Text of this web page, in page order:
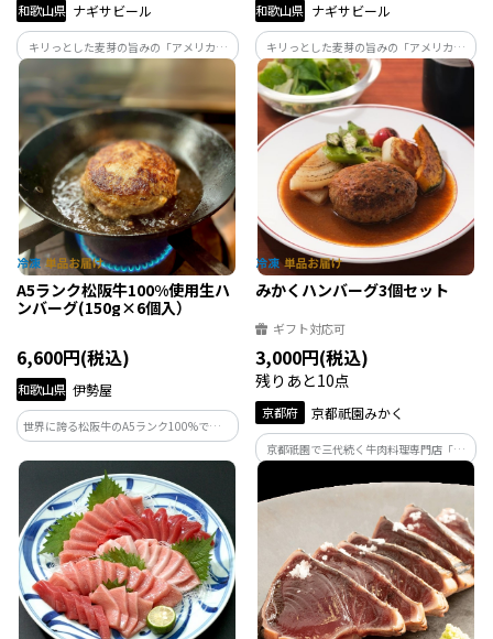
和歌山県 ナギサビール
キリっとした麦芽の旨みの「アメリカン
ウィート」、香りとコクの「ペールエー
ル」、クセになる苦みの「IPA」に加え、
ドイツ出身の職人が造った生ハム＆ソー
セージのセットです。
和歌山県 ナギサビール
キリっとした麦芽の旨みの「アメリカン
ウィート」、香りとコクの「ペールエー
ル」、クセになる苦みの「IPA」。ほんの
りとみかんが香る「みかんエール」定番
商品4種類の飲み比べです。
A5ランク松阪牛100%使用生ハ
ンバーグ(150g×6個入）
6,600円(税込)
和歌山県 伊勢屋
世界に誇る松阪牛のA5ランク100%でハン
バーグを作りました。A5ランクの松阪牛
は、甘みを含んだまろやかな旨味と柔ら
かくとろけるような味わいが特徴です。
みかくハンバーグ3個セット
ギフト対応可
3,000円(税込)
残りあと10点
京都府 京都祇園みかく
京都祇園で三代続く牛肉料理専門店「み
自家製デミグラスソースで煮込みハンバ
ーグに仕上げました。